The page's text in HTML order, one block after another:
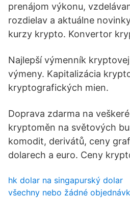
prenájom výkonu,
rozdielav a aktuálne
kurzy krypto. Konvertor
Najlepší výmenník
výmeny. Kapitalizácia
kryptografických mien.
Doprava zdarma na
kryptoměn na světových
komodit, derivátů, ceny
dolarech a euro. Ceny
hk dolar na singapurský dolar
všechny nebo žádné